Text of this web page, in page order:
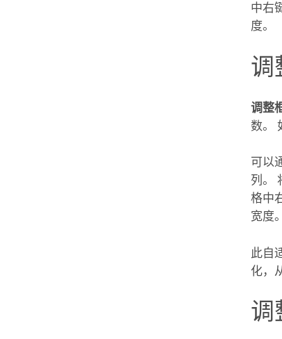
中右
度。
调
调整
数。
可以
列。
格中
宽度。
此自
化，
调